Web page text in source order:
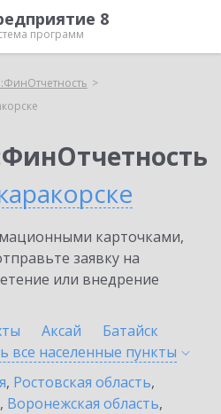
8
программ
карточками,
заявку на
или внедрение
Аксай
Батайск
все населенные пункты
, Ростовская область,
, Воронежская область,